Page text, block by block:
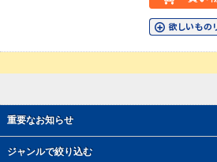
重要なお知らせ
ジャンルで絞り込む